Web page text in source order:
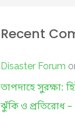
Recent
Disaster Forum
তাপদাহে সুরক্ষা:
ঝুঁকি ও প্রতিরোধ